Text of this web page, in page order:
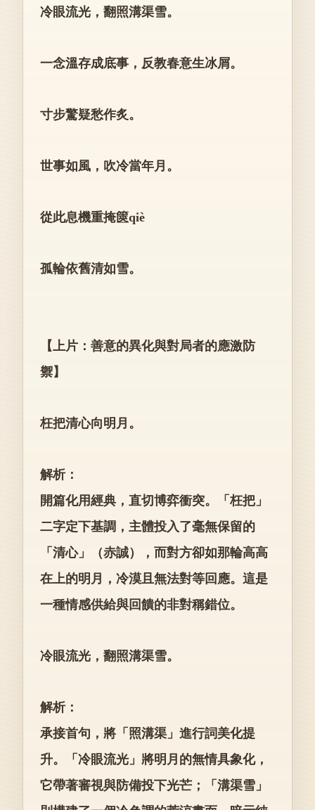
冷眼流光，翻照溝渠雪。
一念溫存成底事，反教春意生冰屑。
寸步驚疑愁作炙。
世事如風，吹冷當年月。
從此息機重掩篋qiè
孤輪依舊清如雪。
【上片：善意的異化與對局者的應激防
禦】
枉把清心向明月。
解析：
開篇化用經典，直切博弈衝突。「枉把」
二字定下基調，主體投入了毫無保留的
「清心」（赤誠），而對方卻如那輪高高
在上的明月，冷漠且無法對等回應。這是
一種情感供給與回饋的非對稱錯位。
冷眼流光，翻照溝渠雪。
解析：
承接首句，將「照溝渠」進行詞美化提
升。「冷眼流光」將明月的無情具象化，
它帶著審視與防備投下光芒；「溝渠雪」